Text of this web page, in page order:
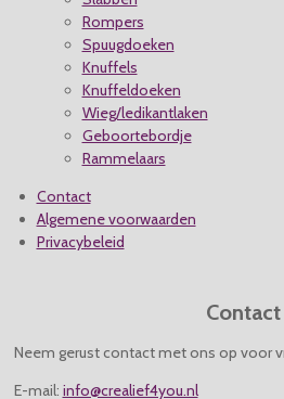
Rompers
Spuugdoeken
Knuffels
Knuffeldoeken
Wieg/ledikantlaken
Geboortebordje
Rammelaars
Contact
Algemene voorwaarden
Privacybeleid
Contact
Neem gerust contact met ons op voor
E-mail: info@crealief4you.nl